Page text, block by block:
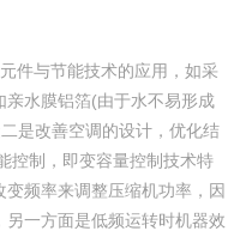
件与节能技术的应用，如采
亲水膜铝箔(由于水不易形成
是改善空调的设计，优化结
控制，即变容量控制技术特
频率来调整压缩机功率，因
一方面是低频运转时机器效